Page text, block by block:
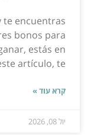
te encuentras
bonos para
estás en
artículo, te...
קרא עוד »
יול 08, 2026